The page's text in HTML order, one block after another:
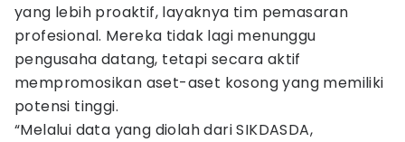
yang lebih proaktif, layaknya tim pemasaran
profesional. Mereka tidak lagi menunggu
pengusaha datang, tetapi secara aktif
mempromosikan aset-aset kosong yang memiliki
potensi tinggi.
“Melalui data yang diolah dari SIKDASDA,